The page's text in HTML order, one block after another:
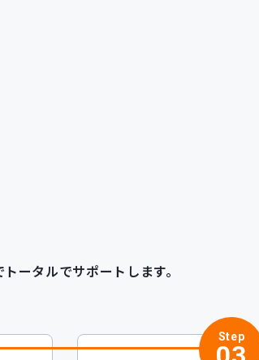
ータルでサポートします。
Step